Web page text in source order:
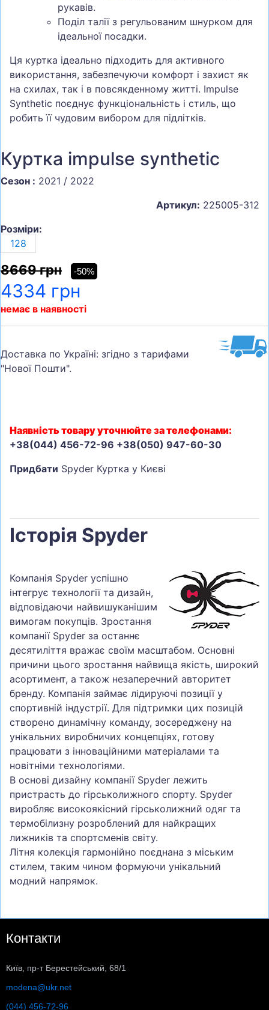
рукавів.
Поділ талії з регульованим шнурком для
ідеальної посадки.
Ця куртка ідеально підходить для активного
використання, забезпечуючи комфорт і захист як
на схилах, так і в повсякденному житті. Impulse
Synthetic поєднує функціональність і стиль, що
робить її чудовим вибором для підлітків.
Куртка impulse synthetic
Сезон : 2021 / 2022
Артикул: 225005-312
Розміри:
128
8669 грн -50%
4334 грн
немає в наявності
Доставка по Україні: згідно з тарифами
"Нової Пошти".
Наявність товару уточнюйте за телефонами:
+38(044) 456-72-96 +38(050) 947-60-30
Придбати Spyder Куртка у Києві
Історія Spyder
Компанія Spyder успішно
інтегрує технології та дизайн,
відповідаючи найвишуканішим
вимогам покупців. Зростання
компанії Spyder за останнє
десятиліття вражає своїм масштабом. Основні
причини цього зростання найвища якість, широкий
асортимент, а також незаперечний авторитет
бренду. Компанія займає лідируючі позиції у
спортивній індустрії. Для підтримки цих позицій
створено динамічну команду, зосереджену на
унікальних виробничих концепціях, готову
працювати з інноваційними матеріалами та
новітніми технологіями.
В основі дизайну компанії Spyder лежить
пристрасть до гірськолижного спорту. Spyder
виробляє високоякісний гірськолижний одяг та
термобілизну розроблений для найкращих
лижників та спортсменів світу.
Літня колекція гармонійно поєднана з міським
стилем, таким чином формуючи унікальний
модний напрямок.
Контакти
Київ, пр-т Берестейський, 68/1
modena@ukr.net
(044) 456-72-96